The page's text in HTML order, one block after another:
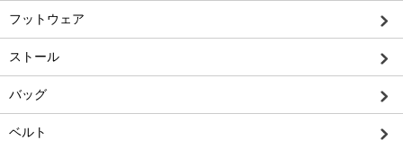
フットウェア
ストール
バッグ
ベルト